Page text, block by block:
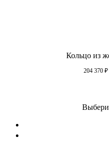
Кольцо из
204 370 ₽